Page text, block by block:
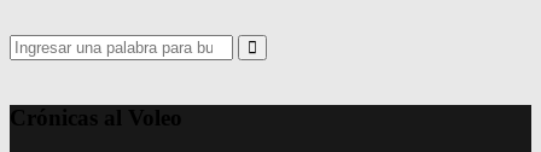
Search
for:
Search
Crónicas al Voleo